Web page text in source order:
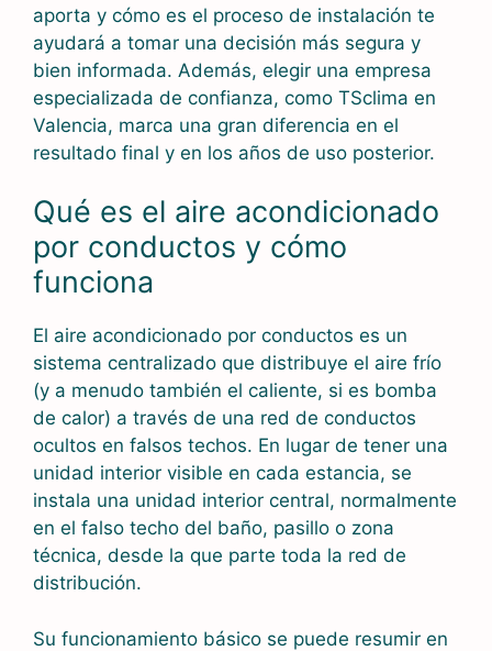
aporta y cómo es el proceso de instalación te
ayudará a tomar una decisión más segura y
bien informada. Además, elegir una empresa
especializada de confianza, como TSclima en
Valencia, marca una gran diferencia en el
resultado final y en los años de uso posterior.
Qué es el aire acondicionado
por conductos y cómo
funciona
El aire acondicionado por conductos es un
sistema centralizado que distribuye el aire frío
(y a menudo también el caliente, si es bomba
de calor) a través de una red de conductos
ocultos en falsos techos. En lugar de tener una
unidad interior visible en cada estancia, se
instala una unidad interior central, normalmente
en el falso techo del baño, pasillo o zona
técnica, desde la que parte toda la red de
distribución.
Su funcionamiento básico se puede resumir en